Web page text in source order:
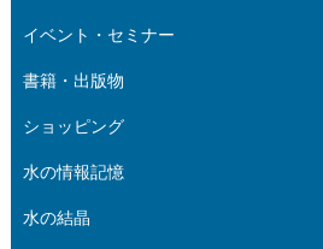
イベント・セミナー
書籍・出版物
ショッピング
水の情報記憶
水の結晶